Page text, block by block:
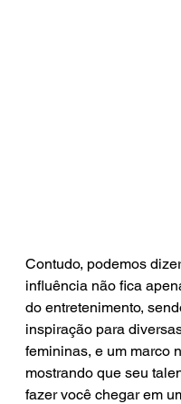
Contudo, podemos
influência não fica
do entretenimento,
inspiração para
femininas, e um marco
mostrando que seu
fazer você chegar em